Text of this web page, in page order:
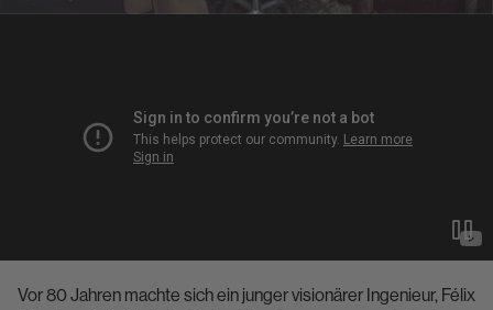
Vor 80 Jahren machte sich ein junger visionärer Ingenieur, Félix